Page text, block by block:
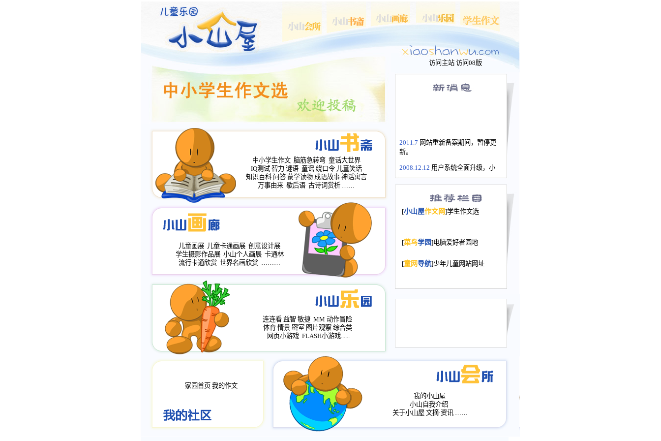
访问主站 访问08版
2011.7 网站重新备案期间，暂停更
新。
2008.12.12 用户系统全面升级，小
长会、家园网－个人空间，用户一
次注册全部通行。
2008.12.12家园网正式运行，域
年，2009版提前启用，小山屋全面
小山画廊均增加多个新栏目。。
评分、顶功能，作文宝典改版。
[小山屋作文网]学生作文选
[菜鸟学园]电脑爱好者园地
[童网导航]少年儿童网站网址
中小学生作文 脑筋急转弯 童话大世界
IQ测试 智力 谜语 童谣 绕口令 儿童笑话
知识百科 问答 蒙学读物 成语故事 神话寓言
万事由来 歇后语 古诗词赏析 ……
儿童画展 儿童卡通画展 创意设计展
学生摄影作品展 小山个人画展 卡通林
流行卡通欣赏 世界名画欣赏 ………
连连看 益智 敏捷 MM 动作冒险
体育 情景 密室 图片观察 综合类
网页小游戏 FLASH小游戏......
家园首页 我的作文
我的小山屋
小山自我介绍
关于小山屋 文摘·资讯 ……